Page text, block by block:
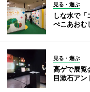
見る・遊ぶ
しな水で
ぺこあおむ
見る・遊ぶ
高ゲで展
目漱石アン